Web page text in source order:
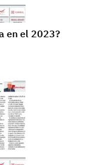
en el 2023?